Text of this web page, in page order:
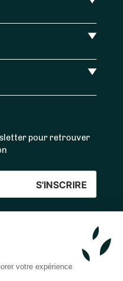
votre expérience
pour retrouver
livrés |